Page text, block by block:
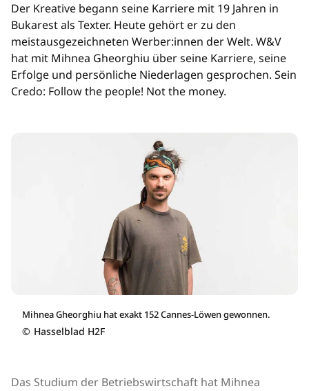
Der Kreative begann seine Karriere mit 19 Jahren in
Bukarest als Texter. Heute gehört er zu den
meistausgezeichneten Werber:innen der Welt. W&V
hat mit Mihnea Gheorghiu über seine Karriere, seine
Erfolge und persönliche Niederlagen gesprochen. Sein
Credo: Follow the people! Not the money.
Mihnea Gheorghiu hat exakt 152 Cannes-Löwen gewonnen.
© Hasselblad H2F
Das Studium der Betriebswirtschaft hat Mihnea